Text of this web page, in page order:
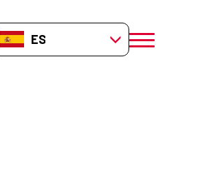
ES-ES
menú móvil